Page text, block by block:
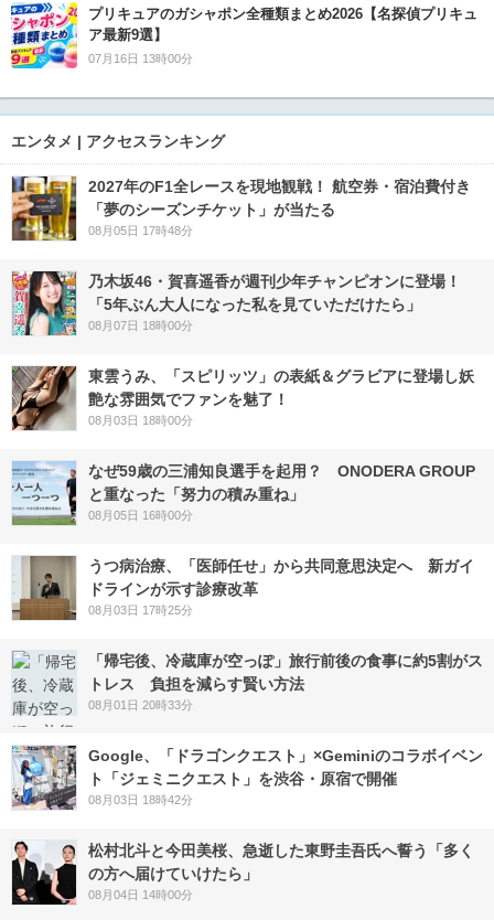
プリキュアのガシャポン全種類まとめ2026【名探偵プリキュ
ア最新9選】
07月16日 13時00分
エンタメ | アクセスランキング
2027年のF1全レースを現地観戦！ 航空券・宿泊費付き
「夢のシーズンチケット」が当たる
08月05日 17時48分
乃木坂46・賀喜遥香が週刊少年チャンピオンに登場！
「5年ぶん大人になった私を見ていただけたら」
08月07日 18時00分
東雲うみ、「スピリッツ」の表紙＆グラビアに登場し妖
艶な雰囲気でファンを魅了！
08月03日 18時00分
なぜ59歳の三浦知良選手を起用？ ONODERA GROUP
と重なった「努力の積み重ね」
08月05日 16時00分
うつ病治療、「医師任せ」から共同意思決定へ 新ガイ
ドラインが示す診療改革
08月03日 17時25分
「帰宅後、冷蔵庫が空っぽ」旅行前後の食事に約5割がス
トレス 負担を減らす賢い方法
08月01日 20時33分
Google、「ドラゴンクエスト」×Geminiのコラボイベン
ト「ジェミニクエスト」を渋谷・原宿で開催
08月03日 18時42分
松村北斗と今田美桜、急逝した東野圭吾氏へ誓う「多く
の方へ届けていけたら」
08月04日 14時00分